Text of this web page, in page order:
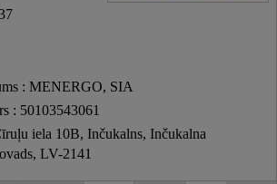
: MENERGO, SIA
: 50103543061
iela 10B, Inčukalns, Inčukalna
LV-2141